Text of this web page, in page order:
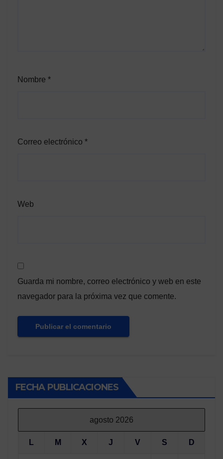
Nombre *
Correo electrónico *
Web
Guarda mi nombre, correo electrónico y web en este
navegador para la próxima vez que comente.
FECHA PUBLICACIONES
agosto 2026
L M X J V S D